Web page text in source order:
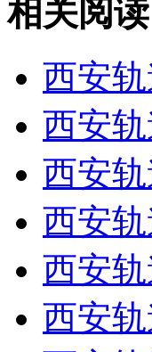
相关阅读
西安
西安
西安
西安
西安
西安